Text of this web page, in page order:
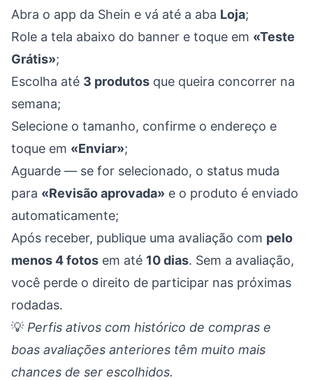
Abra o app da Shein e vá até a aba Loja;
Role a tela abaixo do banner e toque em «Teste
Grátis»;
Escolha até 3 produtos que queira concorrer na
semana;
Selecione o tamanho, confirme o endereço e
toque em «Enviar»;
Aguarde — se for selecionado, o status muda
para «Revisão aprovada» e o produto é enviado
automaticamente;
Após receber, publique uma avaliação com pelo
menos 4 fotos em até 10 dias. Sem a avaliação,
você perde o direito de participar nas próximas
rodadas.
💡 Perfis ativos com histórico de compras e
boas avaliações anteriores têm muito mais
chances de ser escolhidos.